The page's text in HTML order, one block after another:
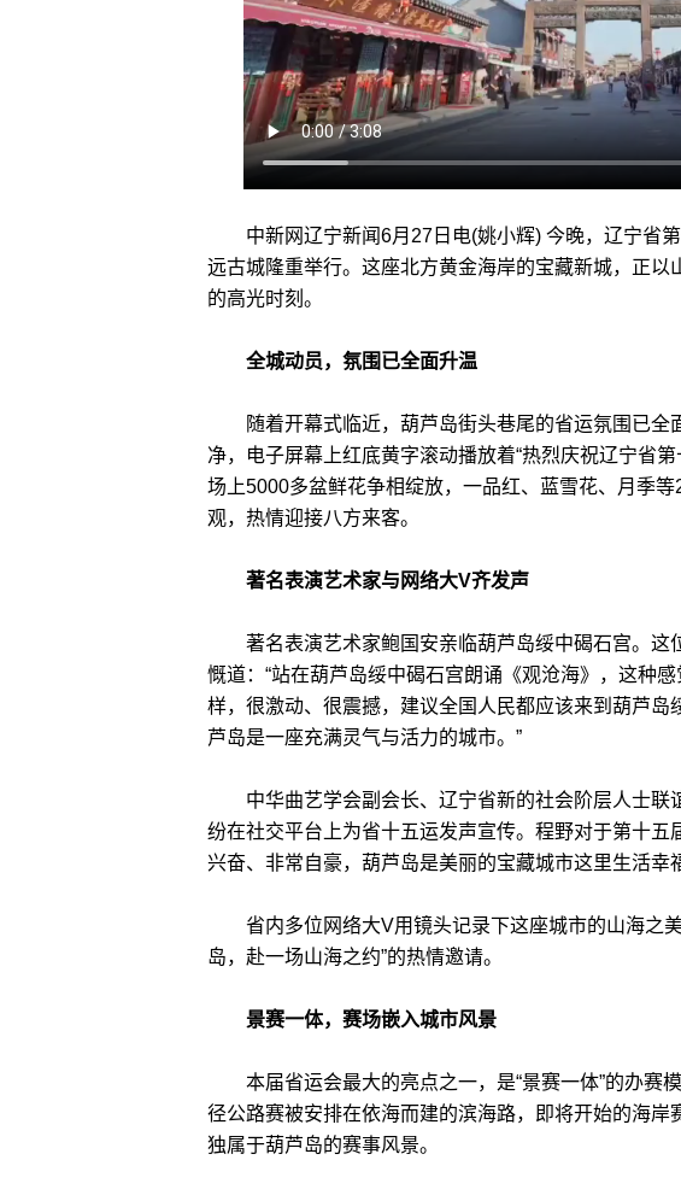
中新网辽宁新闻6月27日电(姚小辉) 今晚，辽宁省第
远古城隆重举行。这座北方黄金海岸的宝藏新城，正
的高光时刻。
全城动员，氛围已全面升温
随着开幕式临近，葫芦岛街头巷尾的省运氛围已全
净，电子屏幕上红底黄字滚动播放着“热烈庆祝辽宁省
场上5000多盆鲜花争相绽放，一品红、蓝雪花、月季
观，热情迎接八方来客。
著名表演艺术家与网络大V齐发声
著名表演艺术家鲍国安亲临葫芦岛绥中碣石宫。这
慨道：“站在葫芦岛绥中碣石宫朗诵《观沧海》，这种
样，很激动、很震撼，建议全国人民都应该来到葫芦岛
芦岛是一座充满灵气与活力的城市。”
中华曲艺学会副会长、辽宁省新的社会阶层人士联
纷在社交平台上为省十五运发声宣传。程野对于第十五
兴奋、非常自豪，葫芦岛是美丽的宝藏城市这里生活幸
省内多位网络大V用镜头记录下这座城市的山海之美
岛，赴一场山海之约”的热情邀请。
景赛一体，赛场嵌入城市风景
本届省运会最大的亮点之一，是“景赛一体”的办赛
径公路赛被安排在依海而建的滨海路，即将开始的海
独属于葫芦岛的赛事风景。